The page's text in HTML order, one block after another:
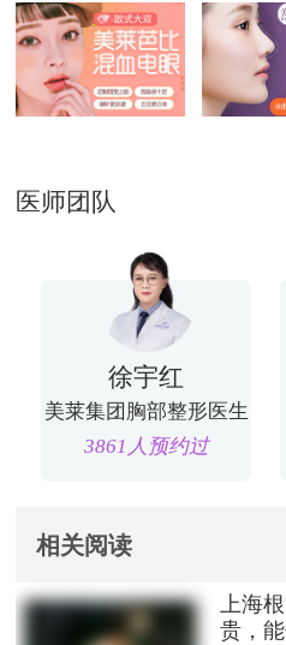
医师团队
徐宇红
美莱集团胸部整形医生
3861人预约过
相关阅读
上海
贵，